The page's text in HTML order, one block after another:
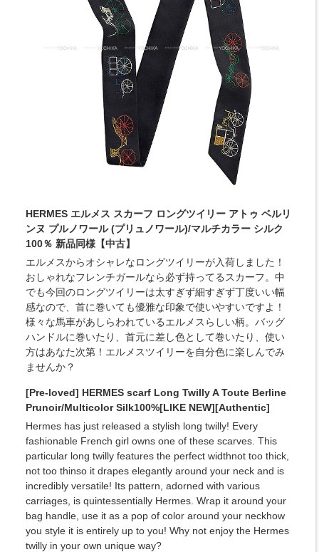
HERMES エルメス スカーフ ロングツイリー アトゥ ベルリ
ンヌ プルノワール (プリュノワール)/マルチカラー シルク
100％ 新品同様【中古】
エルメスからオシャレなロングツイリーが入荷しました！
おしゃれなフレンチガールなら必ず持ってるスカーフ。中
でも今回のロングツイリーは太すぎず細すぎず丁度いい幅
感なので、首に巻いても優雅な印象で使いやすいですよ！
様々な馬車があしらわれているエルメスらしい柄。バッグ
ハンドルに巻いたり、首元に差し色として巻いたり、使い
方はあなた次第！エルメスツイリーを自分色に楽しんでみ
ませんか？
[Pre-loved] HERMES scarf Long Twilly A Toute Berline
Prunoir/Multicolor Silk100%[LIKE NEW][Authentic]
Hermes has just released a stylish long twilly! Every
fashionable French girl owns one of these scarves. This
particular long twilly features the perfect widthnot too thick,
not too thinso it drapes elegantly around your neck and is
incredibly versatile! Its pattern, adorned with various
carriages, is quintessentially Hermes. Wrap it around your
bag handle, use it as a pop of color around your neckhow
you style it is entirely up to you! Why not enjoy the Hermes
twilly in your own unique way?